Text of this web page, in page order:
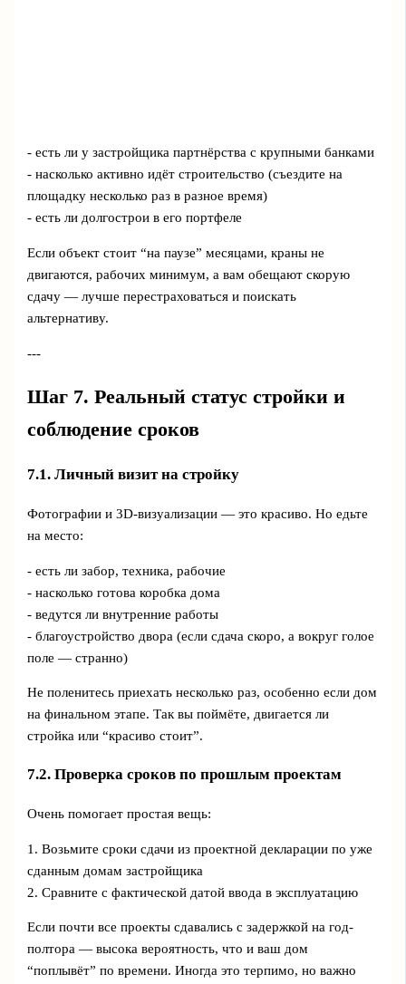
- есть ли у застройщика партнёрства с крупными банками
- насколько активно идёт строительство (съездите на
площадку несколько раз в разное время)
- есть ли долгострои в его портфеле
Если объект стоит “на паузе” месяцами, краны не
двигаются, рабочих минимум, а вам обещают скорую
сдачу — лучше перестраховаться и поискать
альтернативу.
---
Шаг 7. Реальный статус стройки и
соблюдение сроков
7.1. Личный визит на стройку
Фотографии и 3D-визуализации — это красиво. Но едьте
на место:
- есть ли забор, техника, рабочие
- насколько готова коробка дома
- ведутся ли внутренние работы
- благоустройство двора (если сдача скоро, а вокруг голое
поле — странно)
Не поленитесь приехать несколько раз, особенно если дом
на финальном этапе. Так вы поймёте, двигается ли
стройка или “красиво стоит”.
7.2. Проверка сроков по прошлым проектам
Очень помогает простая вещь:
1. Возьмите сроки сдачи из проектной декларации по уже
сданным домам застройщика
2. Сравните с фактической датой ввода в эксплуатацию
Если почти все проекты сдавались с задержкой на год-
полтора — высока вероятность, что и ваш дом
“поплывёт” по времени. Иногда это терпимо, но важно